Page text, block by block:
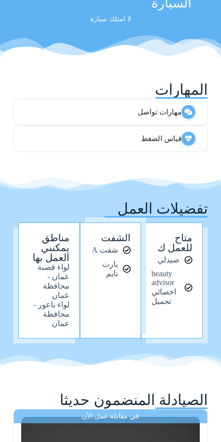
السيارة
لا امتلك سيارة
المهارات
مهارات تواصل
قياس الضغط
تفضيلات العمل
متاح
للعمل ك
صيدلي
beauty
advisor
اخصائي
تجميل
الشفت
شفت A
بارت
تايم
مناطق
يمكنني
العمل بها
لواء قصبة
عمان -
محافظة
عمان
لواء ناعور -
محافظة
عمان
الصيادلة المنضمون حديثا
في مقابلة عمل الأن